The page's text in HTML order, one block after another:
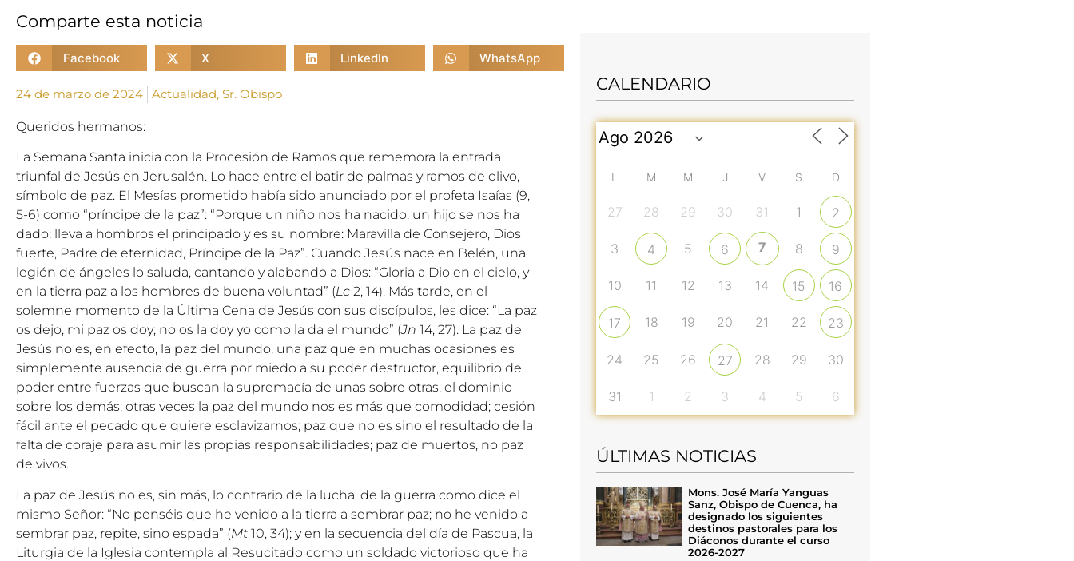
Comparte esta noticia
Facebook X LinkedIn WhatsApp
24 de marzo de 2024 Actualidad, Sr. Obispo
Queridos hermanos:
La Semana Santa inicia con la Procesión de Ramos que rememora la entrada
triunfal de Jesús en Jerusalén. Lo hace entre el batir de palmas y ramos de olivo,
símbolo de paz. El Mesías prometido había sido anunciado por el profeta Isaías (9,
5-6) como “príncipe de la paz”: “Porque un niño nos ha nacido, un hijo se nos ha
dado; lleva a hombros el principado y es su nombre: Maravilla de Consejero, Dios
fuerte, Padre de eternidad, Príncipe de la Paz”. Cuando Jesús nace en Belén, una
legión de ángeles lo saluda, cantando y alabando a Dios: “Gloria a Dio en el cielo, y
en la tierra paz a los hombres de buena voluntad” (Lc 2, 14). Más tarde, en el
solemne momento de la Última Cena de Jesús con sus discípulos, les dice: “La paz
os dejo, mi paz os doy; no os la doy yo como la da el mundo” (Jn 14, 27). La paz de
Jesús no es, en efecto, la paz del mundo, una paz que en muchas ocasiones es
simplemente ausencia de guerra por miedo a su poder destructor, equilibrio de
poder entre fuerzas que buscan la supremacía de unas sobre otras, el dominio
sobre los demás; otras veces la paz del mundo nos es más que comodidad; cesión
fácil ante el pecado que quiere esclavizarnos; paz que no es sino el resultado de la
falta de coraje para asumir las propias responsabilidades; paz de muertos, no paz
de vivos.
La paz de Jesús no es, sin más, lo contrario de la lucha, de la guerra como dice el
mismo Señor: “No penséis que he venido a la tierra a sembrar paz; no he venido a
sembrar paz, repite, sino espada” (Mt 10, 34); y en la secuencia del día de Pascua, la
Liturgia de la Iglesia contempla al Resucitado como un soldado victorioso que ha
CALENDARIO
L M M J V S D
27 28 29 30 31 1 2
3 4 5 6 7 8 9
10 11 12 13 14 15 16
17 18 19 20 21 22 23
24 25 26 27 28 29 30
31 1 2 3 4 5 6
ÚLTIMAS NOTICIAS
Mons. José María Yanguas
Sanz, Obispo de Cuenca, ha
designado los siguientes
destinos pastorales para los
Diáconos durante el curso
2026-2027